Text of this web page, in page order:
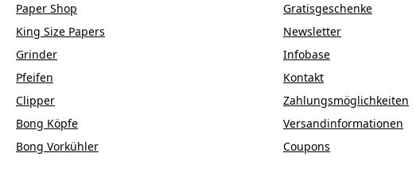
Paper Shop
King Size Papers
Grinder
Pfeifen
Clipper
Bong Köpfe
Bong Vorkühler
Gratisgeschenke
Newsletter
Infobase
Kontakt
Zahlungsmöglichkeiten
Versandinformationen
Coupons